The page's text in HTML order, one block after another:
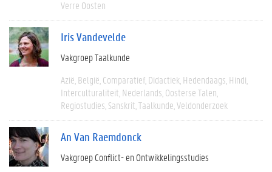
Verre Oosten
Iris Vandevelde
Vakgroep Taalkunde
Azië België Comparatief Didactiek Hedendaags Hindi
Interculturaliteit Nederlands Oosterse Talen
Regiostudies Sanskrit Taalkunde Veldonderzoek
An Van Raemdonck
Vakgroep Conflict- en Ontwikkelingsstudies